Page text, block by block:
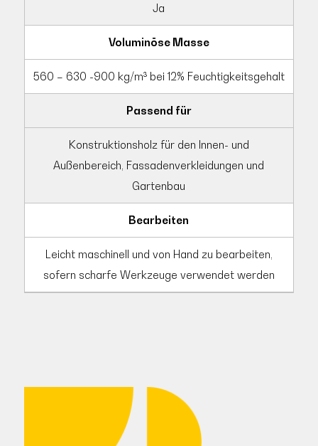
Ja
Voluminöse Masse
560 – 630 -900 kg/m³ bei 12% Feuchtigkeitsgehalt
Passend für
Konstruktionsholz für den Innen- und
Außenbereich, Fassadenverkleidungen und
Gartenbau
Bearbeiten
Leicht maschinell und von Hand zu bearbeiten,
sofern scharfe Werkzeuge verwendet werden